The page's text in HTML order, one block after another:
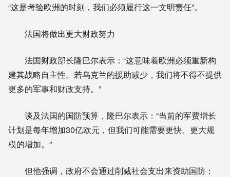
“这是考验欧洲的时刻，我们必须履行这一文明责任”。
法国将做出更大财政努力
法国财政部长隆巴尔表示：“这意味着欧洲必须重新构
建其战略自主性。若乌克兰的援助减少，我们将不得不提供
更多的军事和财政支持。”
谈及法国的国防预算，隆巴尔表示：“当前的军费增长
计划是每年增加30亿欧元，但我们可能需要更快、更大规
模的增加。”
但他强调，政府不会通过削减社会支出来资助国防：